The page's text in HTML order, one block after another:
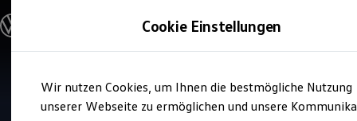
Hauptinhalt
springen
Footer
springen
Modelle & Konfigurator
Nutzfahrzeugkategorien entdecken
Modelle konfigurieren
Vorgängermodelle und Oldtimer
Vorgängermodelle
Service
Ramsperger Automobile
Cookie Einstellungen
Wir nutzen Cookies, um Ihnen die bestmögliche Nutzung
unserer Webseite zu ermöglichen und unsere